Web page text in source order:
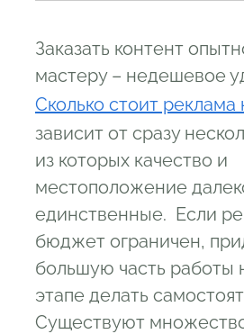
Заказать контент
мастеру – недешевое
Сколько стоит реклама
зависит от сразу
из которых качество и
местоположение
единственные. Если
бюджет ограничен,
большую часть работы
этапе делать
Существуют